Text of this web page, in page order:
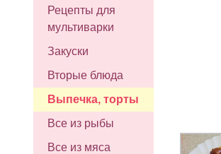
Рецепты для
мультиварки
Закуски
Вторые блюда
Выпечка, торты
Все из рыбы
Все из мяса